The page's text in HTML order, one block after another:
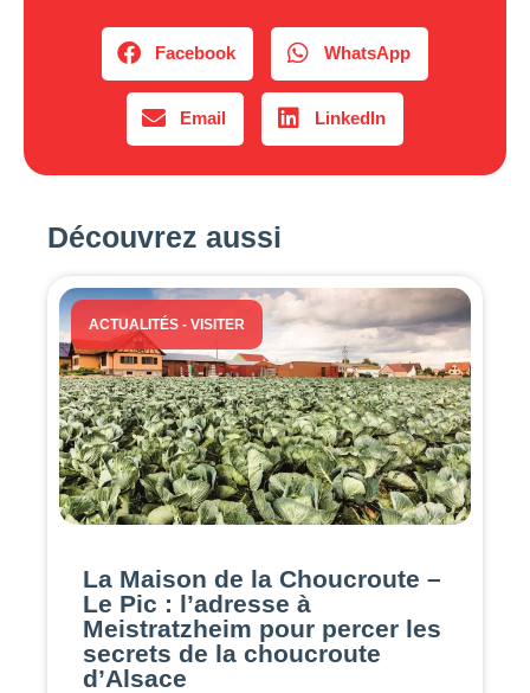
Facebook WhatsApp
Email LinkedIn
Découvrez aussi
ACTUALITÉS - VISITER
La Maison de la Choucroute –
Le Pic : l’adresse à
Meistratzheim pour percer les
secrets de la choucroute
d’Alsace